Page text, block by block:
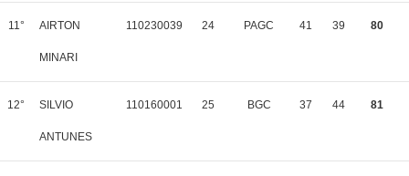
11° AIRTON
MINARI
110230039 24 PAGC 41 39 80
12° SILVIO
ANTUNES
110160001 25 BGC 37 44 81